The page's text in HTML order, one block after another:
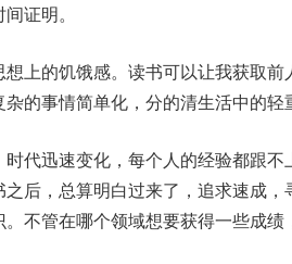
证明。
上的饥饿感。读书可以让我获取
的事情简单化，分的清生活中的轻
代迅速变化，每个人的经验都跟
后，总算明白过来了，追求速成，
不管在哪个领域想要获得一些成绩